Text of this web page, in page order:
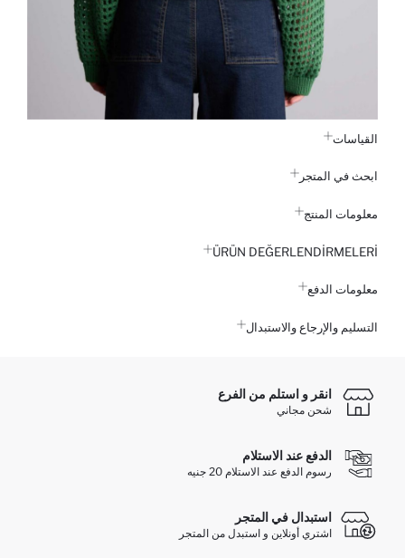
القياسات
ابحث في المتجر
معلومات المنتج
ÜRÜN DEĞERLENDİRMELERİ
معلومات الدفع
التسليم والإرجاع والاستبدال
انقر و استلم من الفرع
شحن مجاني
الدفع عند الاستلام
رسوم الدفع عند الاستلام 20 جنيه
استبدال في المتجر
اشتري أونلاين و استبدل من المتجر